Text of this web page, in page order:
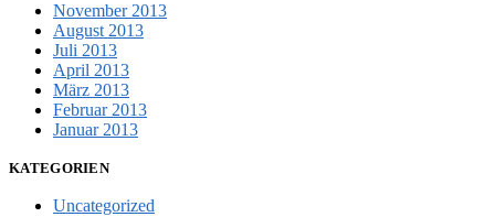
November 2013
August 2013
Juli 2013
April 2013
März 2013
Februar 2013
Januar 2013
KATEGORIEN
Uncategorized